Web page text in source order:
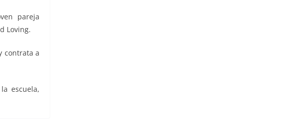
pareja
Loving.
contrata a
escuela,